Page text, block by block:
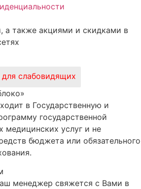
а также акциями и скидками в
для слабовидящих
в Государственную и
государственной
медицинских услуг и не
бюджета или обязательного
менеджер свяжется с Вами в